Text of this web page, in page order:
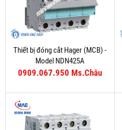
Thiết bị đóng cắt Hager (MCB) -
Model NDN425A
0909.067.950 Ms.Châu